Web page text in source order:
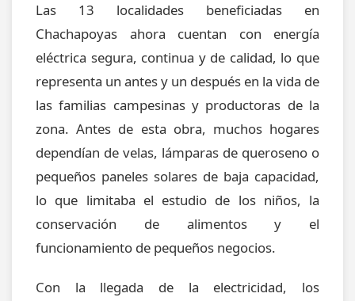
Las 13 localidades beneficiadas en
Chachapoyas ahora cuentan con energía
eléctrica segura, continua y de calidad, lo que
representa un antes y un después en la vida de
las familias campesinas y productoras de la
zona. Antes de esta obra, muchos hogares
dependían de velas, lámparas de queroseno o
pequeños paneles solares de baja capacidad,
lo que limitaba el estudio de los niños, la
conservación de alimentos y el
funcionamiento de pequeños negocios.
Con la llegada de la electricidad, los